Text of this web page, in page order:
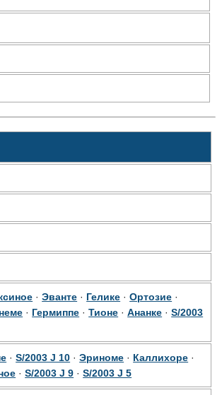
·Эванте · Гелике ·Ортозие ·
· Гермиппе ·Тионе ·Ананке ·S/2003
·S/2003 J 10 ·Эриноме · Каллихоре ·
·S/2003 J 9 ·S/2003 J 5